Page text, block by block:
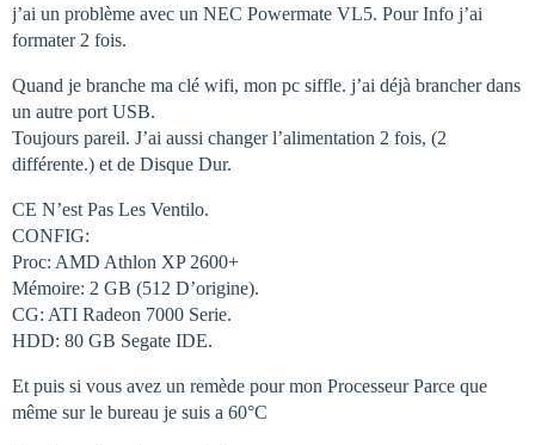
j’ai un problème avec un NEC Powermate VL5. Pour Info j’ai
formater 2 fois.
Quand je branche ma clé wifi, mon pc siffle. j’ai déjà brancher dans
un autre port USB.
Toujours pareil. J’ai aussi changer l’alimentation 2 fois, (2
différente.) et de Disque Dur.
CE N’est Pas Les Ventilo.
CONFIG:
Proc: AMD Athlon XP 2600+
Mémoire: 2 GB (512 D’origine).
CG: ATI Radeon 7000 Serie.
HDD: 80 GB Segate IDE.
Et puis si vous avez un remède pour mon Processeur Parce que
même sur le bureau je suis a 60°C